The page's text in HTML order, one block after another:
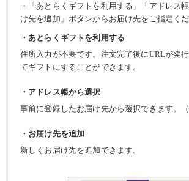
・「あとらくギフトを利用する」「アドレス
け先を追加」ボタンからお届け先をご指定くだ
・あとらくギフトを利用する
住所入力が不要です。注文完了後にURLが発
てギフトにすることができます。
・アドレス帳から選択
事前に登録したお届け先から選択できます。（
・お届け先を追加
新しくお届け先を追加できます。